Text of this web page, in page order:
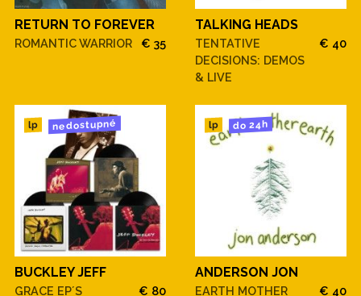
RETURN TO FOREVER
ROMANTIC WARRIOR € 35
TALKING HEADS
TENTATIVE
DECISIONS: DEMOS
& LIVE
€ 40
lp nedostupné
BUCKLEY JEFF
GRACE EP´S € 80
lp do 24h
ANDERSON JON
EARTH MOTHER
€ 40